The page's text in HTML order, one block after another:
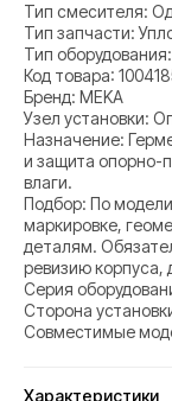
Тип смесителя:
Тип запчасти:
Тип
Код товара:
Бренд: MEKA
Узел установки:
Назначение:
и защита опорно-
влаги.
Подбор: По
маркировке,
деталям.
ревизию корпуса,
Серия
Сторона
Совместимые
Характеристики